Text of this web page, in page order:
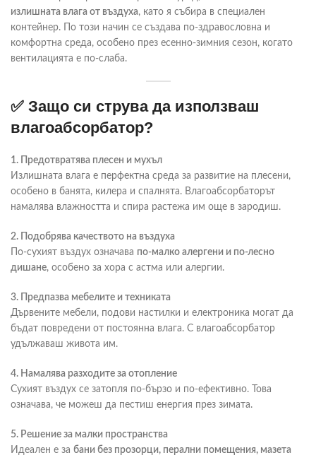
излишната влага от въздуха, като я събира в специален
контейнер. По този начин се създава по-здравословна и
комфортна среда, особено през есенно-зимния сезон, когато
вентилацията е по-слаба.
✅ Защо си струва да използваш
влагоабсорбатор?
1. Предотвратява плесен и мухъл
Излишната влага е перфектна среда за развитие на плесени,
особено в банята, килера и спалнята. Влагоабсорбаторът
намалява влажността и спира растежа им още в зародиш.
2. Подобрява качеството на въздуха
По-сухият въздух означава по-малко алергени и по-лесно
дишане, особено за хора с астма или алергии.
3. Предпазва мебелите и техниката
Дървените мебели, подови настилки и електроника могат да
бъдат повредени от постоянна влага. С влагоабсорбатор
удължаваш живота им.
4. Намалява разходите за отопление
Сухият въздух се затопля по-бързо и по-ефективно. Това
означава, че можеш да пестиш енергия през зимата.
5. Решение за малки пространства
Идеален е за бани без прозорци, перални помещения, мазета